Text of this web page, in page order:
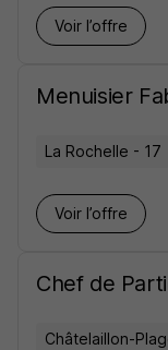
Voir l’offre
Menuisier
La Rochelle - 17
Voir l’offre
Chef de
Châtelaillon-